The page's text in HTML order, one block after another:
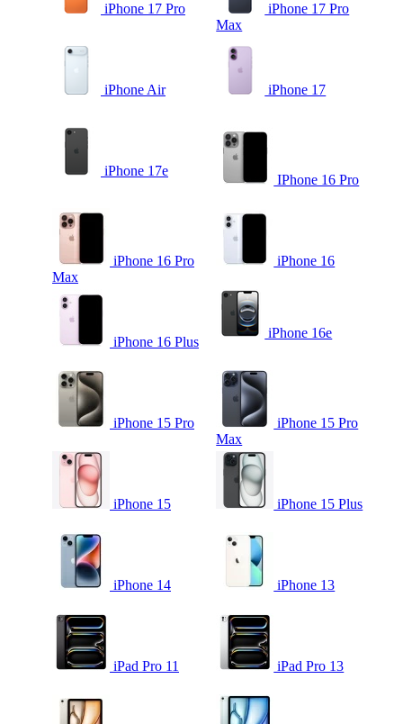
iPhone 17 Pro
iPhone 17 Pro
Max
iPhone Air iPhone 17
iPhone 17e
IPhone 16 Pro
iPhone 16 Pro
Max
iPhone 16
iPhone 16 Plus
iPhone 16e
iPhone 15 Pro
iPhone 15 Pro
Max
iPhone 15 iPhone 15 Plus
iPhone 14 iPhone 13
iPad Pro 11 iPad Pro 13